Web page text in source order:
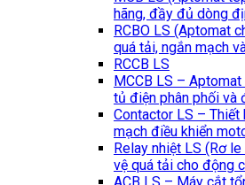
hãng, đầy đủ dòng
RCBO LS (Aptomat
quá tải, ngắn mạch
RCCB LS
MCCB LS –
tủ điện phân phối và
Contactor LS –
mạch điều khiển
Relay nhiệt LS (Rơ
vệ quá tải cho động